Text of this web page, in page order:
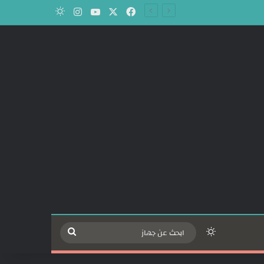
فيسبوك‫YouTube
انستقرامالوضع المظلم
الوضع المظلم
ابحث
عن